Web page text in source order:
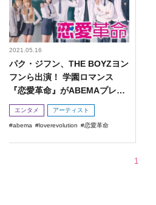
2021.05.16
パク・ジフン、THE BOYZヨン
フンら出演！ 学園ロマンス
『恋愛革命』がABEMAプレミ
アムで全話独占先行配信!
エンタメ アーティスト
abema loverevolution 恋愛革命
1